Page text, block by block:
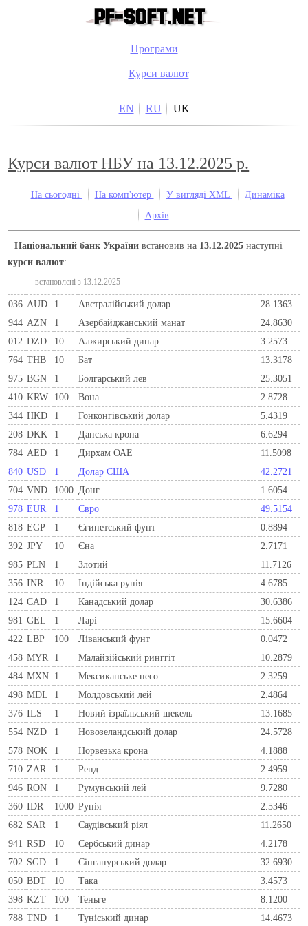
Програми
Курси валют
EN RU UK
Курси валют НБУ на 13.12.2025 р.
На сьогодні На комп'ютер У вигляді XML
Динаміка
Архів
Національний банк України встановив на 13.12.2025 наступні
курси валют:
встановлені з 13.12.2025
036 AUD 1 Австралійський долар
28.1363
944 AZN 1 Азербайджанський манат
24.8630
012 DZD 10 Алжирський динар
3.2573
764 THB 10 Бат
13.3178
975 BGN 1 Болгарський лев
25.3051
410 KRW 100 Вона
2.8728
344 HKD 1 Гонконгівський долар
5.4319
208 DKK 1 Данська крона
6.6294
784 AED 1 Дирхам ОАЕ
11.5098
840 USD 1 Долар США
42.2721
704 VND 1000 Донг
1.6054
978 EUR 1 Євро
49.5154
818 EGP 1 Єгипетський фунт
0.8894
392 JPY 10 Єна
2.7171
985 PLN 1 Злотий
11.7126
356 INR 10 Індійська рупія
4.6785
124 CAD 1 Канадський долар
30.6386
981 GEL 1 Ларi
15.6604
422 LBP 100 Ліванський фунт
0.0472
458 MYR 1 Малайзійський ринггіт
10.2879
484 MXN 1 Мексиканське песо
2.3259
498 MDL 1 Молдовський лей
2.4864
376 ILS 1 Новий ізраїльський шекель
13.1685
554 NZD 1 Новозеландський долар
24.5728
578 NOK 1 Норвезька крона
4.1888
710 ZAR 1 Ренд
2.4959
946 RON 1 Румунський лей
9.7280
360 IDR 1000 Рупія
2.5346
682 SAR 1 Саудівський ріял
11.2650
941 RSD 10 Сербський динар
4.2178
702 SGD 1 Сінгапурський долар
32.6930
050 BDT 10 Така
3.4573
398 KZT 100 Теньге
8.1200
788 TND 1 Туніський динар 14.4673